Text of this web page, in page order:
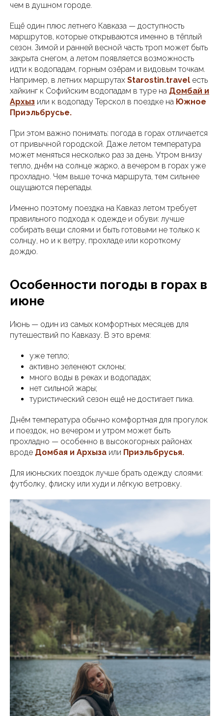
чем в душном городе.
Ещё один плюс летнего Кавказа — доступность
маршрутов, которые открываются именно в тёплый
сезон. Зимой и ранней весной часть троп может быть
закрыта снегом, а летом появляется возможность
идти к водопадам, горным озёрам и видовым точкам.
Например, в летних маршрутах Starostin.travel есть
хайкинг к Софийским водопадам в туре на Домбай и
Архыз или к водопаду Терскол в поездке на Южное
Приэльбрусье.
При этом важно понимать: погода в горах отличается
от привычной городской. Даже летом температура
может меняться несколько раз за день. Утром внизу
тепло, днём на солнце жарко, а вечером в горах уже
прохладно. Чем выше точка маршрута, тем сильнее
ощущаются перепады.
Именно поэтому поездка на Кавказ летом требует
правильного подхода к одежде и обуви: лучше
собирать вещи слоями и быть готовыми не только к
солнцу, но и к ветру, прохладе или короткому
дождю.
Особенности погоды в горах в
июне
Июнь — один из самых комфортных месяцев для
путешествий по Кавказу. В это время:
уже тепло;
активно зеленеют склоны;
много воды в реках и водопадах;
нет сильной жары;
туристический сезон ещё не достигает пика.
Днём температура обычно комфортная для прогулок
и поездок, но вечером и утром может быть
прохладно — особенно в высокогорных районах
вроде Домбая и Архыза или Приэльбрусья.
Для июньских поездок лучше брать одежду слоями:
футболку, флиску или худи и лёгкую ветровку.